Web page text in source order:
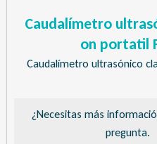
Caudalímetro
on portatil
Caudalímetro ultrasónico
¿Necesitas más
pregunta.